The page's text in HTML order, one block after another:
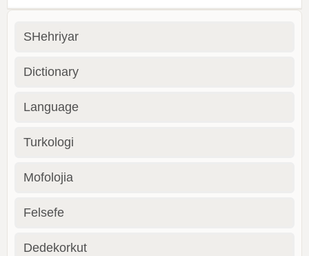
SHehriyar
Dictionary
Language
Turkologi
Mofolojia
Felsefe
Dedekorkut